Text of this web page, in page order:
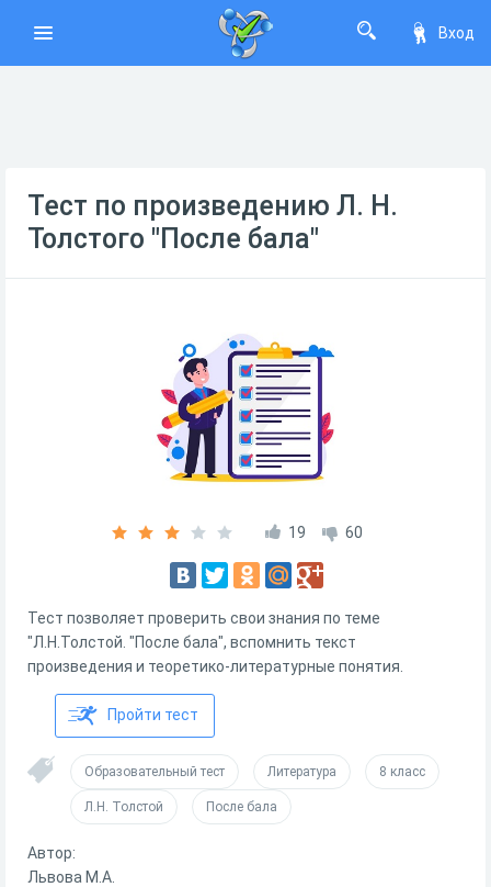
Вход
Тест по произведению Л. Н.
Толстого "После бала"
19 60
Тест позволяет проверить свои знания по теме
"Л.Н.Толстой. "После бала", вспомнить текст
произведения и теоретико-литературные понятия.
Пройти тест
Образовательный тест Литература 8 класс
Л.Н. Толстой После бала
Автор:
Львова М.А.